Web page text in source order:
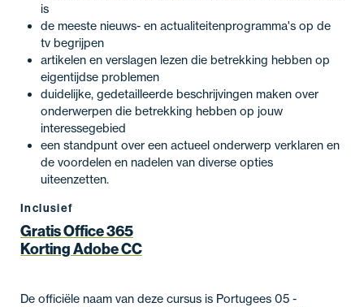
is
de meeste nieuws- en actualiteitenprogramma's op de
tv begrijpen
artikelen en verslagen lezen die betrekking hebben op
eigentijdse problemen
duidelijke, gedetailleerde beschrijvingen maken over
onderwerpen die betrekking hebben op jouw
interessegebied
een standpunt over een actueel onderwerp verklaren en
de voordelen en nadelen van diverse opties
uiteenzetten.
Inclusief
Gratis Office 365
Korting Adobe CC
De officiële naam van deze cursus is Portugees 05 -